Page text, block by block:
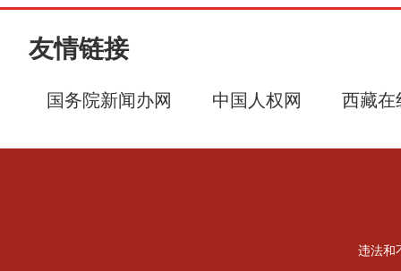
友情链接
国务院新闻办网 中国人权网 西藏在
违法和